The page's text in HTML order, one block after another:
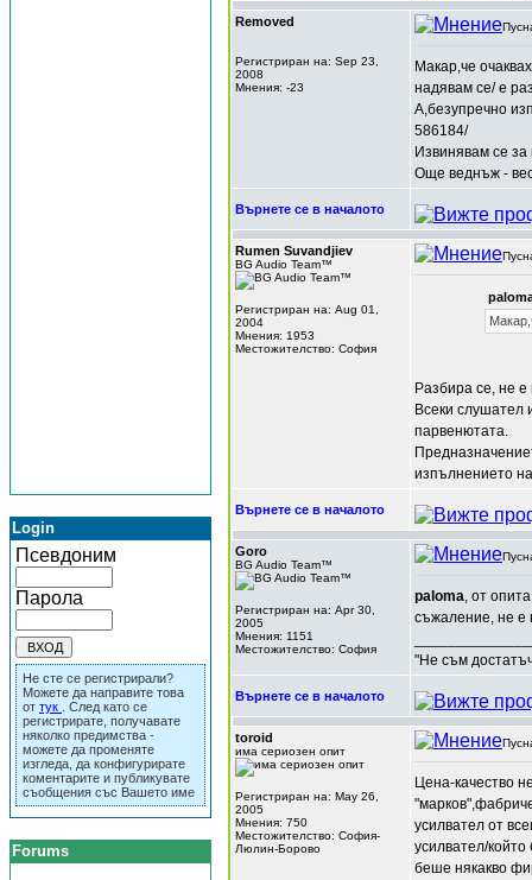
Login
Псевдоним
Парола
Не сте се регистрирали?
Можете да направите това
от тук
. След като се
регистрирате, получавате
няколко предимства -
можете да променяте
изгледа, да конфигурирате
коментарите и публикувате
съобщения със Вашето име
Forums
Removed
Регистриран на: Sep 23,
2008
Мнения: -23
Макар,че
надявам се/ е
А,безупречно
586184/
Извинявам се
Още веднъж -
Върнете се в началото
Rumen Suvandjiev
BG Audio Team™
Регистриран на: Aug 01,
2004
Мнения: 1953
Местожителство: София
Разбира се, не
Всеки слушател
парвенютата.
изпълнението
Върнете се в началото
Goro
BG Audio Team™
Регистриран на: Apr 30,
2005
Мнения: 1151
Местожителство: София
paloma, от
съжаление, не е
"Не съм
Върнете се в началото
toroid
има сериозен опит
Регистриран на: May 26,
2005
Мнения: 750
Местожителство: София-
Люлин-Борово
Цена-качество
усилвател от
усилвател/
беше някакво